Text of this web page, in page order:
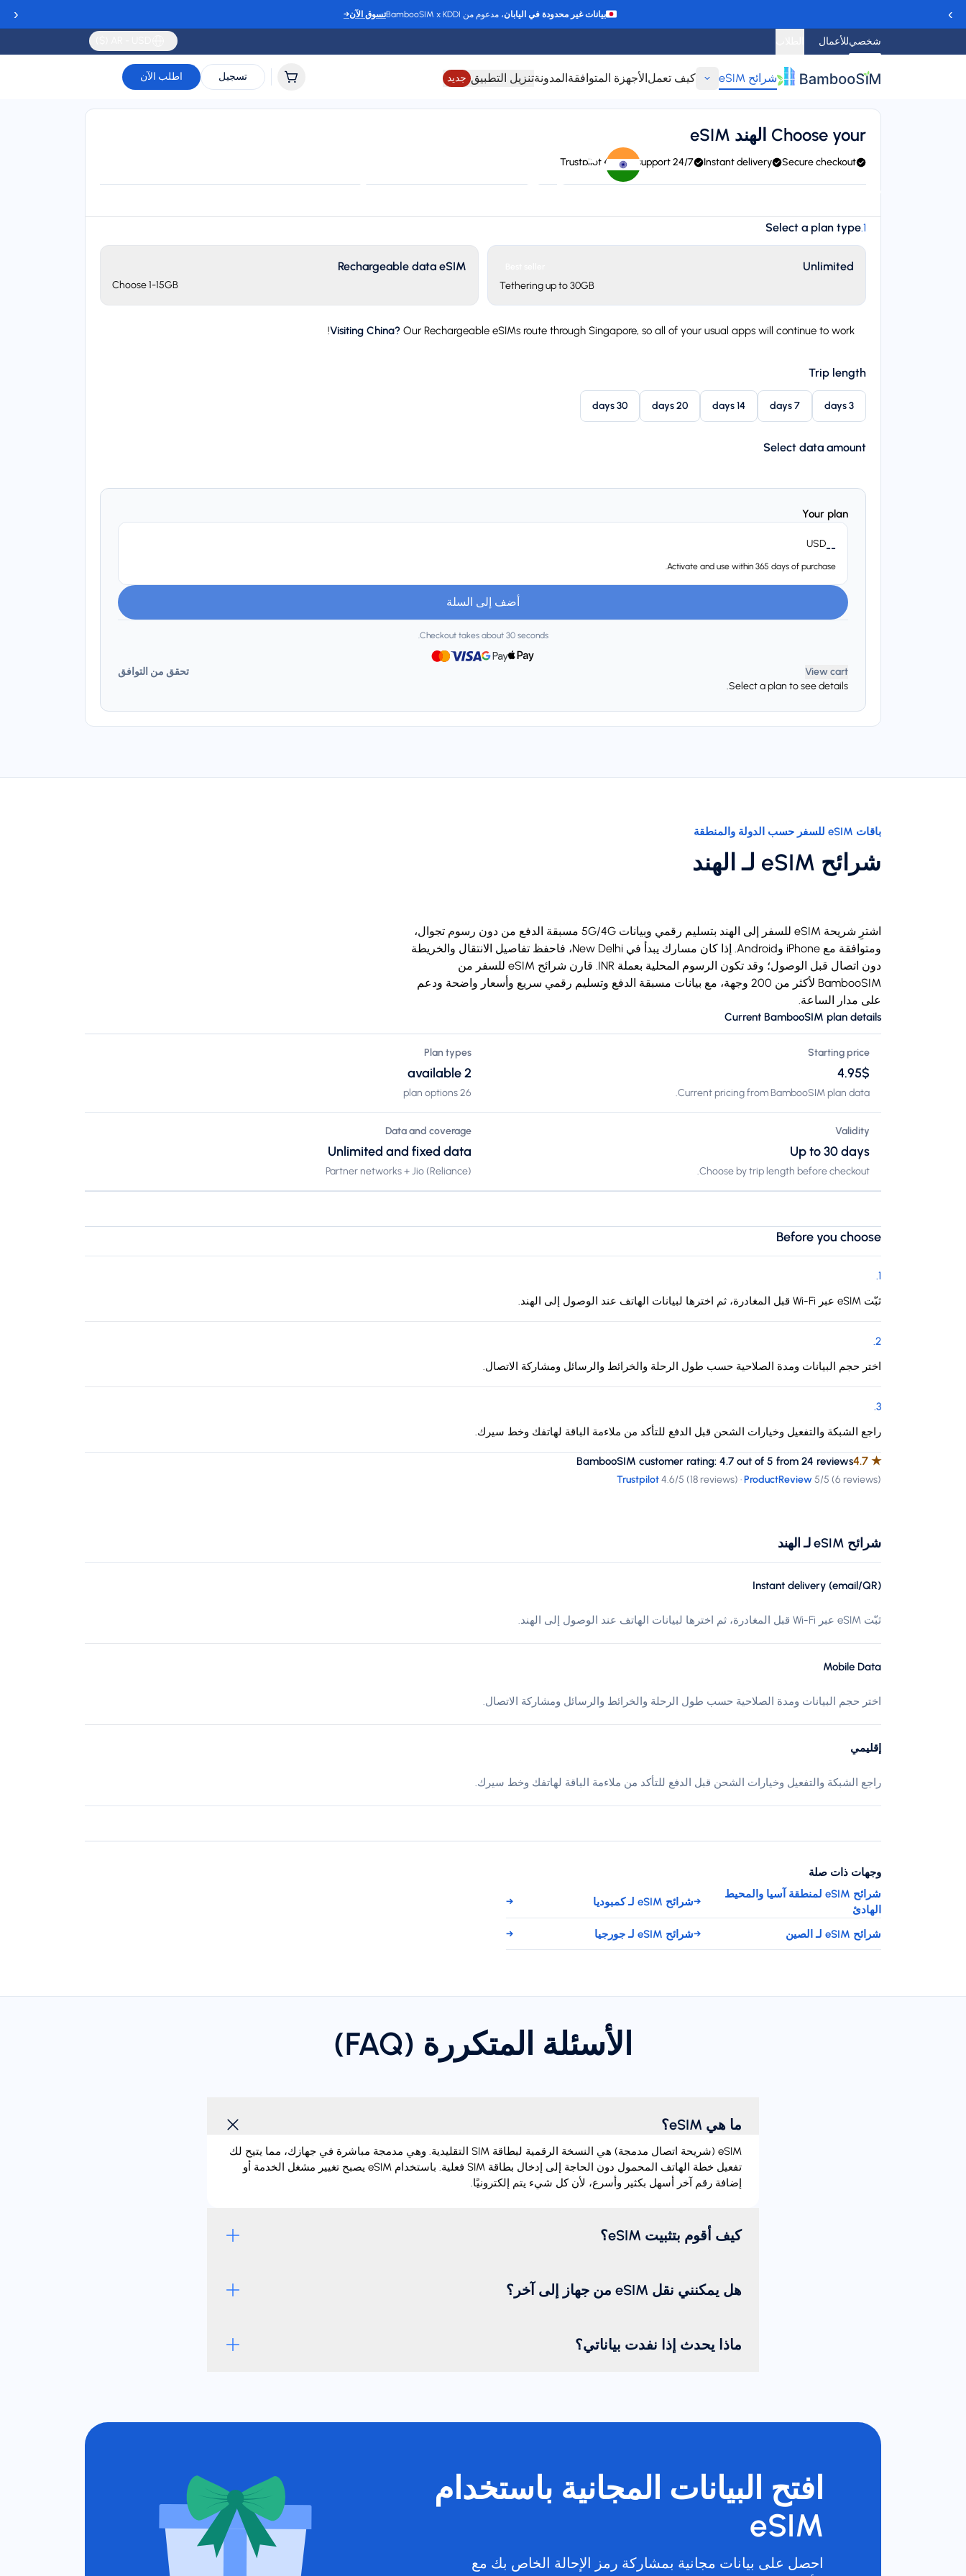
‹ بيانات غير محدودة في اليابان، مدعوم من BambooSIM x KDDI تسوق الآن→ ›
شخصيللأعمال
شرائح eSIM كيف تعملالأجهزة المتوافقةالمدونةتنزيل التطبيق جديد تسجيل اطلب الآن
شرائح eSIM لـ الهند
Choose your الهند eSIM
Secure checkout
Instant delivery
24/7 support
4.6/5 Trustpilot
1
.
Select a plan type
Unlimited
Tethering up to 30GB
Rechargeable data eSIM
Choose 1-15GB
Visiting China? Our Rechargeable eSIMs route through Singapore, so all of your usual apps will continue to work!
Trip length
3 days
7 days
14 days
20 days
30 days
Select data amount
Your plan
--
USD
Activate and use within 365 days of purchase.
أضف إلى السلة
Checkout takes about 30 seconds.
View cart
تحقق من التوافق
Select a plan to see details.
باقات eSIM للسفر حسب الدولة والمنطقة
شرائح eSIM لـ الهند
اشترِ شريحة eSIM للسفر إلى الهند بتسليم رقمي وبيانات 5G/4G مسبقة الدفع من دون رسوم تجوال،
ومتوافقة مع iPhone وAndroid. إذا كان مسارك يبدأ في New Delhi، فاحفظ تفاصيل الانتقال والخريطة
دون اتصال قبل الوصول؛ وقد تكون الرسوم المحلية بعملة INR. قارن شرائح eSIM للسفر من
BambooSIM لأكثر من 200 وجهة، مع بيانات مسبقة الدفع وتسليم رقمي سريع وأسعار واضحة ودعم
على مدار الساعة.
Current BambooSIM plan details
Starting price
$‏4.95
Current pricing from BambooSIM plan data.
Plan types
2 available
26 plan options
Validity
Up to 30 days
Choose by trip length before checkout.
Data and coverage
Unlimited and fixed data
Partner networks + Jio (Reliance)
Before you choose
1
.
ثبّت eSIM عبر Wi-Fi قبل المغادرة، ثم اخترها لبيانات الهاتف عند الوصول إلى الهند.
2
.
اختر حجم البيانات ومدة الصلاحية حسب طول الرحلة والخرائط والرسائل ومشاركة الاتصال.
3
.
راجع الشبكة والتفعيل وخيارات الشحن قبل الدفع للتأكد من ملاءمة الباقة لهاتفك وخط سيرك.
★
4.7
BambooSIM customer rating: 4.7 out of 5 from 24 reviews
Trustpilot4.6/5 (18 reviews) ·ProductReview5/5 (6 reviews)
شرائح eSIM لـ الهند
Instant delivery (email/QR)
ثبّت eSIM عبر Wi-Fi قبل المغادرة، ثم اخترها لبيانات الهاتف عند الوصول إلى الهند.
Mobile Data
اختر حجم البيانات ومدة الصلاحية حسب طول الرحلة والخرائط والرسائل ومشاركة الاتصال.
إقليمي
راجع الشبكة والتفعيل وخيارات الشحن قبل الدفع للتأكد من ملاءمة الباقة لهاتفك وخط سيرك.
وجهات ذات صلة
شرائح eSIM لمنطقة آسيا والمحيط
الهادئ
→شرائح eSIM لـ كمبوديا →
شرائح eSIM لـ الصين →شرائح eSIM لـ جورجيا →
الأسئلة المتكررة (FAQ)
ما هي eSIM؟
‏eSIM (شريحة اتصال مدمجة) هي النسخة الرقمية لبطاقة SIM التقليدية. وهي مدمجة مباشرة في جهازك، مما يتيح لك
تفعيل خطة الهاتف المحمول دون الحاجة إلى إدخال بطاقة SIM فعلية. باستخدام eSIM يصبح تغيير مشغل الخدمة أو
إضافة رقم آخر أسهل بكثير وأسرع، لأن كل شيء يتم إلكترونيًا.
كيف أقوم بتثبيت eSIM؟
هل يمكنني نقل eSIM من جهاز إلى آخر؟
ماذا يحدث إذا نفدت بياناتي؟
افتح البيانات المجانية باستخدام
eSIM
احصل على بيانات مجانية بمشاركة رمز الإحالة الخاص بك مع